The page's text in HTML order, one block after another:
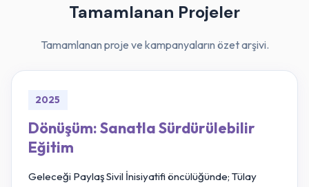
Tamamlanan Projeler
Tamamlanan proje ve kampanyaların özet arşivi.
2025
Dönüşüm: Sanatla Sürdürülebilir
Eğitim
Geleceği Paylaş Sivil İnisiyatifi öncülüğünde; Tülay